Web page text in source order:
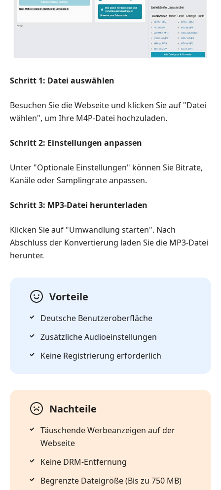
Schritt 1: Datei auswählen
Besuchen Sie die Webseite und klicken Sie auf "Datei
wählen", um Ihre M4P-Datei hochzuladen.
Schritt 2: Einstellungen anpassen
Unter "Optionale Einstellungen" können Sie Bitrate,
Kanäle oder Samplingrate anpassen.
Schritt 3: MP3-Datei herunterladen
Klicken Sie auf "Umwandlung starten". Nach
Abschluss der Konvertierung laden Sie die MP3-Datei
herunter.
Vorteile
Deutsche Benutzeroberfläche
Zusätzliche Audioeinstellungen
Keine Registrierung erforderlich
Nachteile
Täuschende Werbeanzeigen auf der
Webseite
Keine DRM-Entfernung
Begrenzte Dateigröße (Bis zu 750 MB)